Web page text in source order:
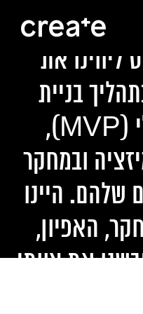
כן?
את
בניית
המוצר המינימלי (MVP),
ובמחקר
היינו
האפיון,
את צוותי